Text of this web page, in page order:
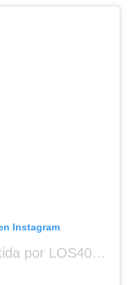
Instagram
Una publicación compartida por LOS40 Panamá (@los40panama)